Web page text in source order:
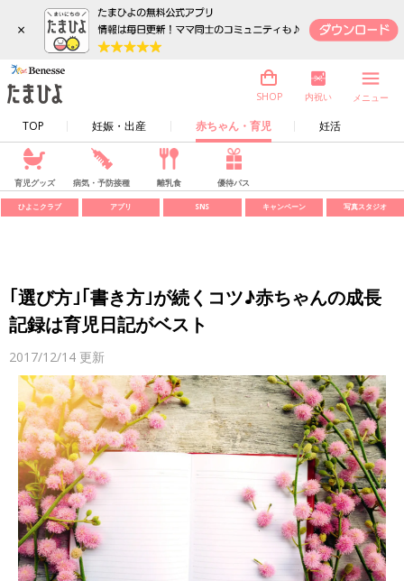
×
TOP 妊娠・出産 赤ちゃん・育児 妊活
SHOP 内祝い メニュー
育児グッズ 病気・予防接種 離乳食 優待パス
ひよこクラブ アプリ SNS キャンペーン 写真スタジオ
｢選び方｣｢書き方｣が続くコツ♪赤ちゃんの成長
記録は育児日記がベスト
2017/12/14 更新